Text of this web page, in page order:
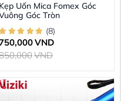
Kẹp Uốn Mica Fomex Góc
Góc Tròn
(8)
VND
VND